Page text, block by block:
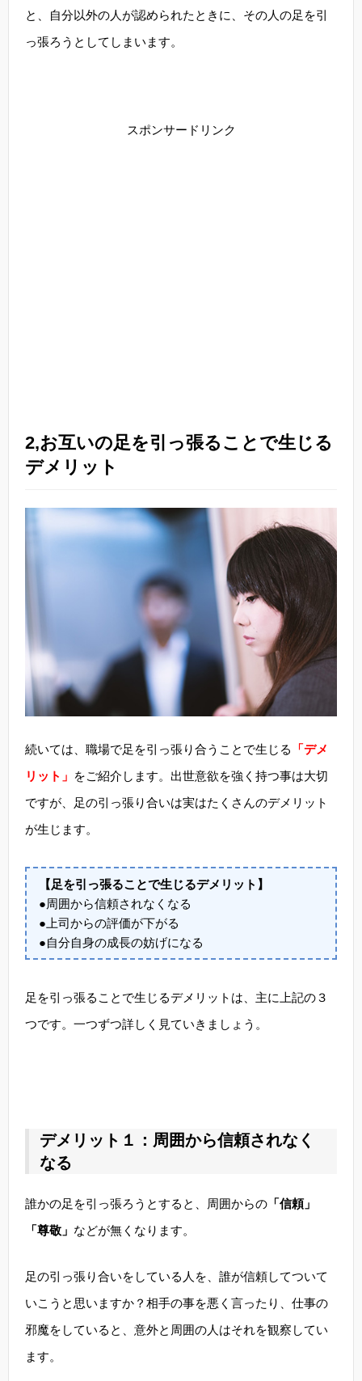
と、自分以外の人が認められたときに、その人の足を引
っ張ろうとしてしまいます。
スポンサードリンク
2,お互いの足を引っ張ることで生じる
デメリット
続いては、職場で足を引っ張り合うことで生じる
「デメ
リット」 をご紹介します。出世意欲を強く持つ事は大切
ですが、足の引っ張り合いは実はたくさんのデメリット
が生じます。
【足を引っ張ることで生じるデメリット】
●周囲から信頼されなくなる
●上司からの評価が下がる
●自分自身の成長の妨げになる
足を引っ張ることで生じるデメリットは、主に上記の３
つです。一つずつ詳しく見ていきましょう。
デメリット１：周囲から信頼されなく
なる
誰かの足を引っ張ろうとすると、周囲からの 「信頼」
「尊敬」 などが無くなります。
足の引っ張り合いをしている人を、誰が信頼してついて
いこうと思いますか？相手の事を悪く言ったり、仕事の
邪魔をしていると、意外と周囲の人はそれを観察してい
ます。